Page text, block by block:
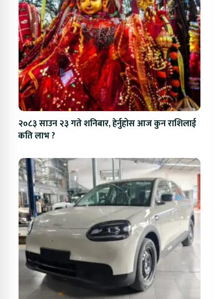
२०८३ साउन २३ गते शनिबार, हेर्नुहोस आज कुन राशिलाई
कति लाभ ?